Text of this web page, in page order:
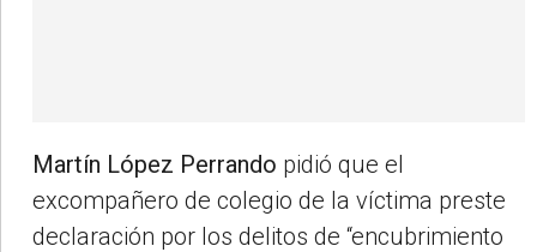
Martín López Perrando pidió que el
excompañero de colegio de la víctima preste
declaración por los delitos de “encubrimiento